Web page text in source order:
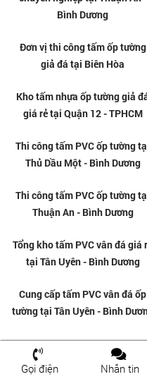
Tổng kho tấm ốp PVC vân đá
chất lượng tại Thủ Đức
giá rẻ tại Biên Hòa
Gọi điện Nhắn tin